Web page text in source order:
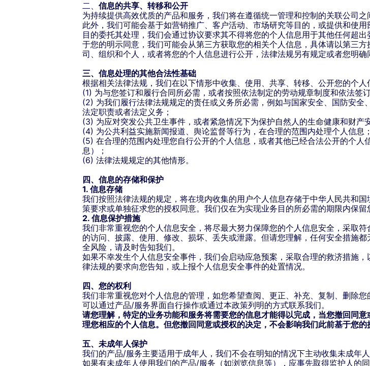
二、 信息的共享、转移和公开
为持续提供高效优质的产品和服务，我们将在遵循统一管理和控制的关联公司
此外，我们可能会基于如营销推广、客户活动、市场研究等目的，或提供和使
目的委托其处理，我们会通过协议要求其不得将您的个人信息用于其他任何超
于您的明示同意，我们可能会从第三方获取您的相关个人信息，具体请以第三
司、组织和个人，或者将您的个人信息进行公开，法律法规另有规定或者您明确
三、信息处理的其他合法性基础
根据相关法律法规，我们在以下情形中收集、使用、共享、转移、公开您的个人
(1) 为与您签订和履行合同所必需，或者按照依法制定的劳动规章制度和依法签
(2) 为我们履行法律法规规定的责任或义务所必需，例如与国家安全、国防安
法定职责或者法定义务；
(3) 为应对突发公共卫生事件，或者紧急情况下为保护自然人的生命健康和财产
(4) 为公共利益实施新闻报道、舆论监督等行为，在合理的范围内处理个人信息；
(5) 在合理的范围内处理您自行公开的个人信息，或者其他已经合法公开的个
息）；
(6) 法律法规规定的其他情形。
四、信息的存储和保护
1. 信息存储
我们按照法律法规的规定，将在境内收集的用户个人信息存储于中华人民共和
策要求或单独征求您的授权同意。我们仅在为实现业务目的所必需的期限内保
2. 信息保护措施
我们非常重视您的个人信息安全，将尽最大努力保障您的个人信息安全，采取
的访问、披露、使用、修改、损坏、丢失或泄露。但请您理解，任何安全措施
全风险，请及时告知我们。
如果不幸发生个人信息安全事件，我们会启动应急预案，采取合理的救济措施
律法规的要求向您告知，或上报个人信息安全事件的处置情况。
四、您的权利
我们非常重视您对个人信息的管理，如您希望查阅、更正、补充、复制、删除
可以通过产品/服务界面自行操作或通过本政策列明的方式联系我们。
请您理解，特定的业务功能和服务将需要您的信息才能得以完成，当您撤回同
理您相应的个人信息。但您撤回同意或授权的决定，不会影响我们此前基于您的
五、未成年人保护
我们的产品/服务主要适用于成年人，我们不会在明知的情况下主动收集未成年人
如果有未成年人使用我们的产品/服务（如浏览信息等），应事先取得监护人的